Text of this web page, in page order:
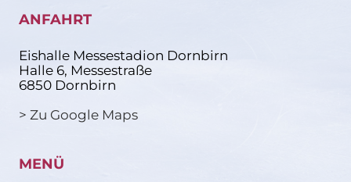
ANFAHRT
Eishalle Messestadion Dornbirn
Halle 6, Messestraße
6850 Dornbirn
> Zu Google Maps
MENÜ